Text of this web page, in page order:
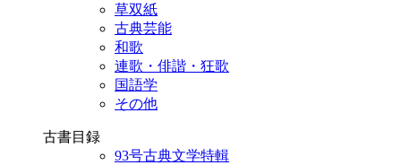
草双紙
古典芸能
和歌
連歌・俳諧・狂歌
国語学
その他
古書目録
93号古典文学特輯